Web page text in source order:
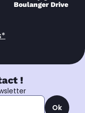
Boulanger Drive
!
Ok